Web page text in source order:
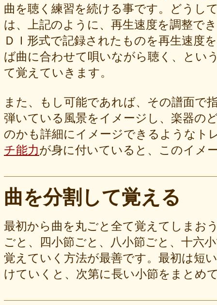
曲を聴く練習を続ける事です。どうし
は、上記のように、再生速度を調整で
ＤＩ形式で記録されたものを再生速度
ば曲に合わせて唄いながら聴く、とい
て覚えていきます。
また、もし可能であれば、その譜面で
弾いている風景をイメージし、楽器の
のかも詳細にイメージできるようなト
チ能力が身に付いていると、このイメ
曲を分割して覚える
最初から曲を丸ごと全て覚えてしまお
ごと、四小節ごと、八小節ごと、十六
覚えていく方法が最善です。最初は短
けていくと、次第に長い小節をまとめ